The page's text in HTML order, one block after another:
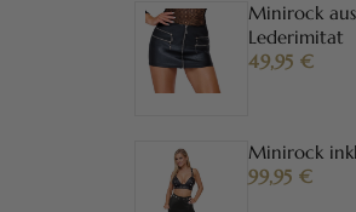
Minirock
Lederimitat
49,95€
Minirock
99,95€